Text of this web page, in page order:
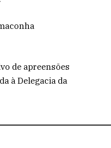
de apreensões
à Delegacia da